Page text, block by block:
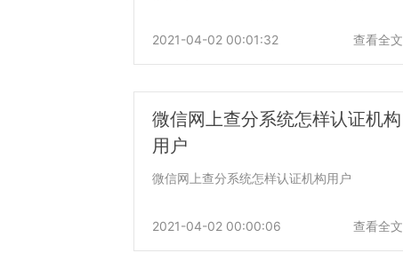
2021-04-02 00:01:32 查看全文
微信网上查分系统怎样认证机构
用户
微信网上查分系统怎样认证机构用户
2021-04-02 00:00:06 查看全文